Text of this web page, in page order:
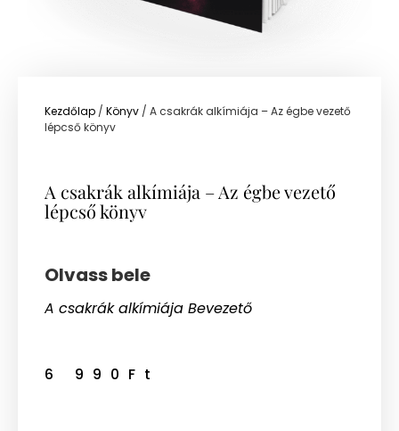
Kezdőlap / Könyv / A csakrák alkímiája – Az égbe vezető
lépcső könyv
A csakrák alkímiája – Az égbe vezető
lépcső könyv
Olvass bele
A csakrák alkímiája Bevezető
6 990 Ft